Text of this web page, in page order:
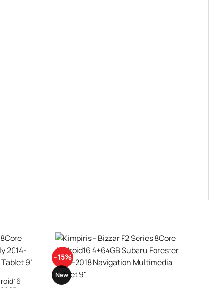
-15%
New